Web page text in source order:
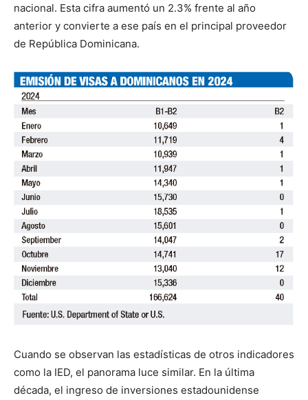
nacional. Esta cifra aumentó un 2.3% frente al año
anterior y convierte a ese país en el principal proveedor
de República Dominicana.
Cuando se observan las estadísticas de otros indicadores
como la IED, el panorama luce similar. En la última
década, el ingreso de inversiones estadounidense